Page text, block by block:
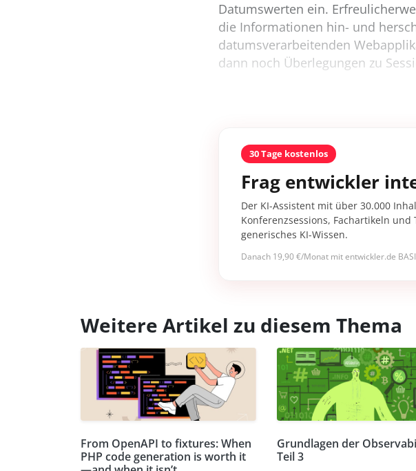
Datumswerten ein.
die Informationen hin- und
datumsverarbeitenden
dann noch Überlegungen zu
30 Tage kostenlos
Frag entwickler
Der KI-Assistent mit über 30.000
Konferenzsessions, Fachartikeln und
generisches KI-Wissen.
Danach 19,90 €/Monat mit entwickler.de
Weitere Artikel zu diesem Thema
From OpenAPI to fixtures: When
PHP code generation is worth it
Grundlagen der
Teil 3